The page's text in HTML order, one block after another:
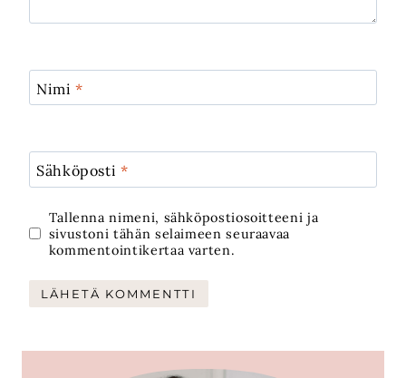
Nimi*
Sähköposti*
Tallenna nimeni, sähköpostiosoitteeni ja
sivustoni tähän selaimeen seuraavaa
kommentointikertaa varten.